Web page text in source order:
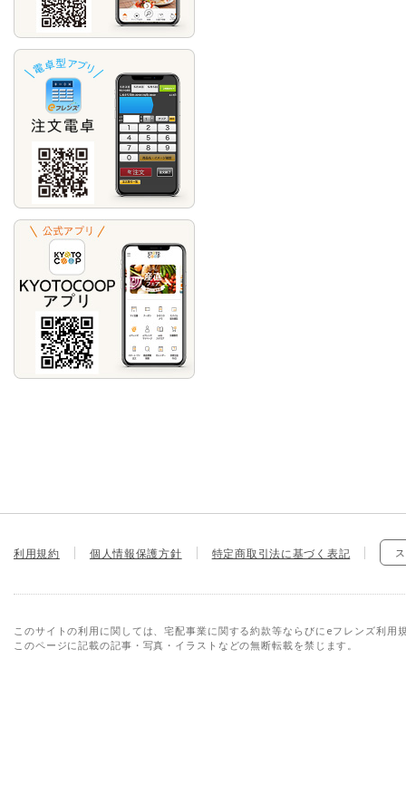
利用規約 個人情報保護方針 特定商取引法に基づく表記
このサイトの利用に関しては、宅配事業に関する約款等ならびにeフレンズ利用
このページに記載の記事・写真・イラストなどの無断転載を禁じます。